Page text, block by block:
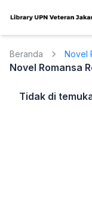
Beranda Novel
Novel Romansa
Tidak di